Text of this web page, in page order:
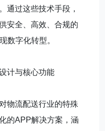
通过这些技术手段，
安全、高效、合规的
数字化转型。
计与核心功能
物流配送行业的特殊
的APP解决方案，涵